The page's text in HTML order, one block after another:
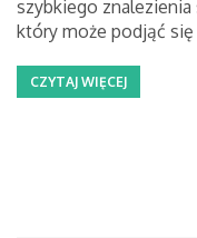
szybkiego
który może podjąć
CZYTAJ WIĘCEJ